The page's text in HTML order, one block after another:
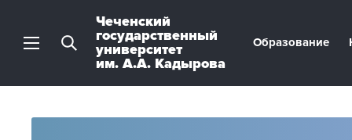
Чеченский
государственный
университет
им. А.А. Кадырова
Образование